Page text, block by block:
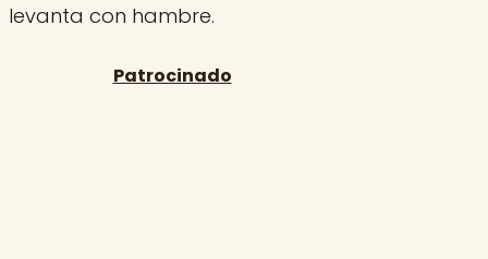
levanta con hambre.